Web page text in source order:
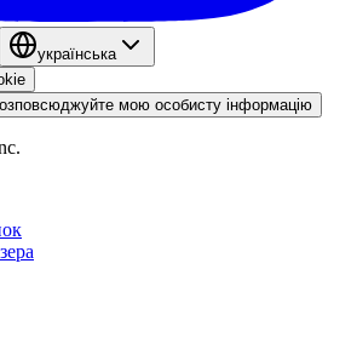
українська
мою особисту інформацію